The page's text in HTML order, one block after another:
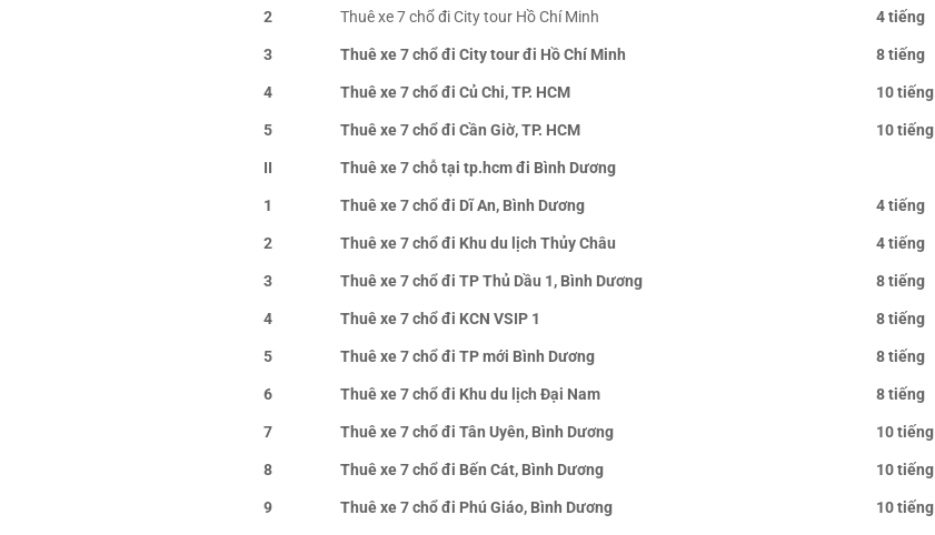
2
Thuê xe 7 chổ đi City tour Hồ Chí Minh 4 tiếng
3
Thuê xe 7 chổ đi City tour đi Hồ Chí Minh 8 tiếng
4
Thuê xe 7 chổ đi Củ Chi, TP. HCM 10 tiếng
5
Thuê xe 7 chổ đi Cần Giờ, TP. HCM 10 tiếng
II
Thuê xe 7 chỗ tại tp.hcm đi Bình Dương
1
Thuê xe 7 chổ đi Dĩ An, Bình Dương 4 tiếng
2
Thuê xe 7 chổ đi Khu du lịch Thủy Châu 4 tiếng
3
Thuê xe 7 chổ đi TP Thủ Dầu 1, Bình Dương 8 tiếng
4
Thuê xe 7 chổ đi KCN VSIP 1 8 tiếng
5
Thuê xe 7 chổ đi TP mới Bình Dương 8 tiếng
6
Thuê xe 7 chổ đi Khu du lịch Đại Nam 8 tiếng
7
Thuê xe 7 chổ đi Tân Uyên, Bình Dương 10 tiếng
8
Thuê xe 7 chổ đi Bến Cát, Bình Dương 10 tiếng
9
Thuê xe 7 chổ đi Phú Giáo, Bình Dương 10 tiếng